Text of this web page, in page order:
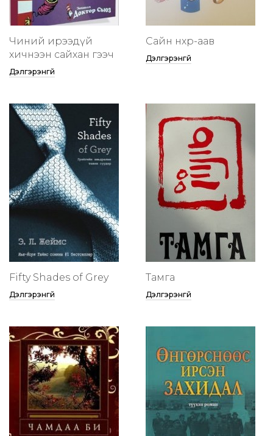
Чиний ирээдүй
хичнээн сайхан гээч
Дэлгэрэнгүй
Сайн нөхөр-аав
Дэлгэрэнгүй
Fifty Shades of Grey
Дэлгэрэнгүй
Тамга
Дэлгэрэнгүй